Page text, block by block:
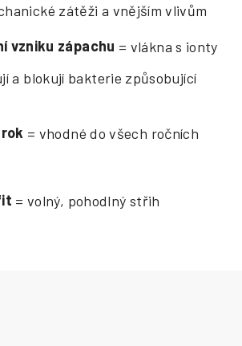
zátěži a vnějším vlivům
vzniku zápachu = vlákna s ionty
a blokují bakterie způsobující
= vhodné do všech ročních
= volný, pohodlný střih